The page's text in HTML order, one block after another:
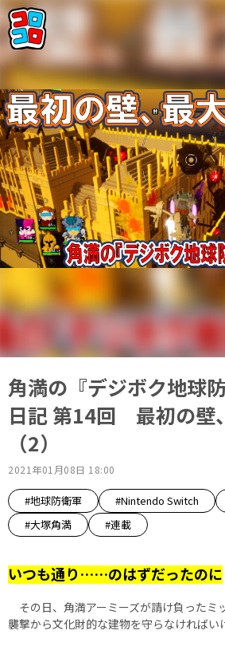
角満の『デジボク地球
日記 第14回 最初の壁
（2）
2021年01月08日 18:00
#地球防衛軍 #Nintendo Switch
#大塚角満
#連載
いつも通り……のはずだったのに
その日、角満アーミーズが請け負ったミ
襲撃から文化財的な建物を守らなければい